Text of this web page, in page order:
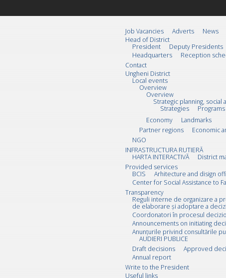
Job Vacancies Adverts
News
Head of District
President
Deputy Presidents
Headquarters
Reception
Contact
Ungheni District
Local events
Overview
Overview
Strategic planning,
Strategies
Programs
Economy
Landmarks
Partner regions
Economic
NGO
INFRASTRUCTURA RUTIERĂ
HARTA INTERACTIVĂ
District
Provided services
BCIS
Arhitecture and disign
Center for Social Assistance to
Transparency
Reguli interne de organizare a
de elaborare și adoptare a
Coordonatori în procesul
Announcements on initiating
Anunțurile privind consultările
AUDIERI PUBLICE
Draft decisions
Approved
Annual report
Write to the President
Useful links